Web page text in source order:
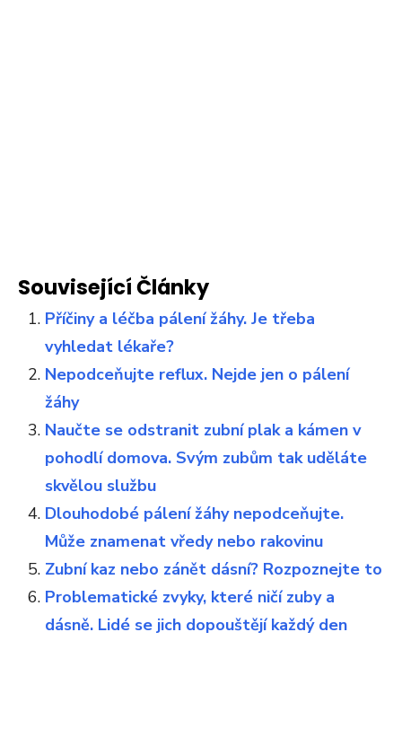
Související Články
Příčiny a léčba pálení žáhy. Je třeba
vyhledat lékaře?
Nepodceňujte reflux. Nejde jen o pálení
žáhy
Naučte se odstranit zubní plak a kámen v
pohodlí domova. Svým zubům tak uděláte
skvělou službu
Dlouhodobé pálení žáhy nepodceňujte.
Může znamenat vředy nebo rakovinu
Zubní kaz nebo zánět dásní? Rozpoznejte to
Problematické zvyky, které ničí zuby a
dásně. Lidé se jich dopouštějí každý den